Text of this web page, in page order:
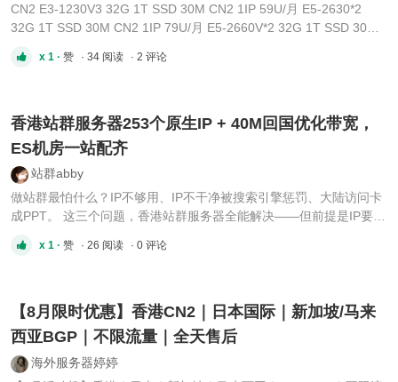
CN2 E3-1230V3 32G 1T SSD 30M CN2 1IP 59U/月 E5-2630*2
32G 1T SSD 30M CN2 1IP 79U/月 E5-2660V*2 32G 1T SSD 30M
月 E5-2650V4*2 64G 1T SSD 30M CN2 1IP 129U/月 E5-2695V2*2
x 1 · 赞 · 34 阅读 · 2 评论
香港站群服务器253个原生IP + 40M回国优化带宽，
ES机房一站配齐
站群abby
做站群最怕什么？IP不够用、IP不干净被搜索引擎惩罚、大陆访问卡
成PPT。 这三个问题，香港站群服务器全能解决——但前提是IP要原
份ES机房香港站群服务器标配253个独立IPv4地址，全部为原生纯净
x 1 · 赞 · 26 阅读 · 0 评论
【8月限时优惠】香港CN2｜日本国际｜新加坡/马来
西亚BGP｜不限流量｜全天售后
海外服务器婷婷